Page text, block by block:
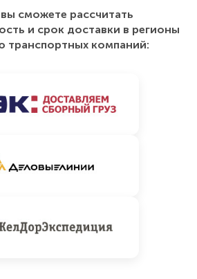
вы сможете рассчитать
и срок доставки в регионы
транспортных компаний: